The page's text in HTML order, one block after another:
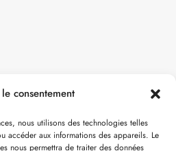
consentement
nous utilisons des technologies telles
accéder aux informations des appareils. Le
nous permettra de traiter des données